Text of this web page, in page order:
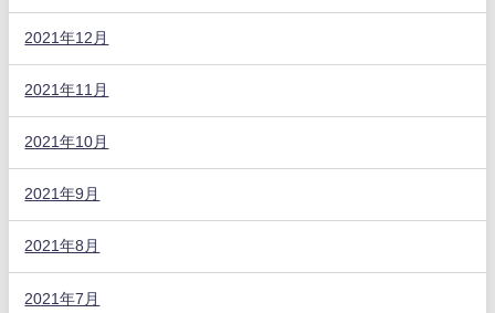
2021年12月
2021年11月
2021年10月
2021年9月
2021年8月
2021年7月